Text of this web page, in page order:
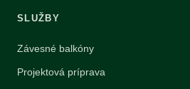
SLUŽBY
Závesné balkóny
Projektová príprava